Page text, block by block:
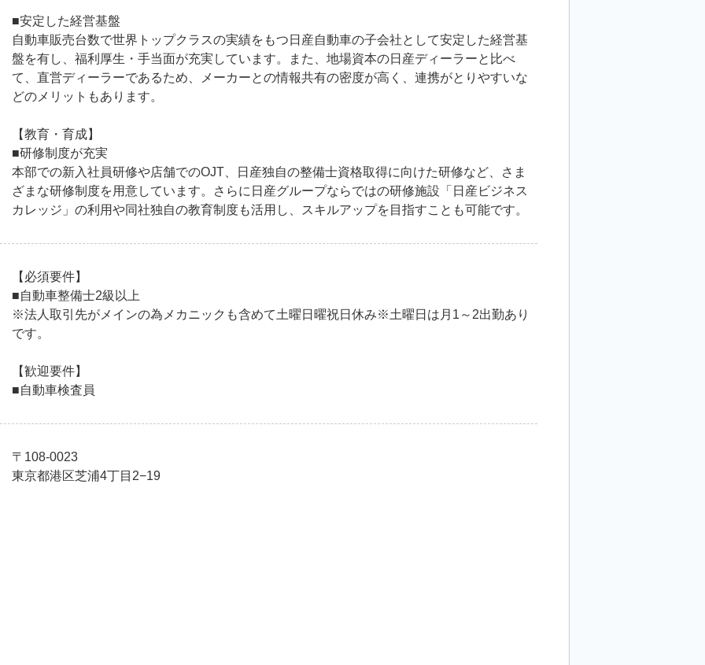
■安定した経営基盤
自動車販売台数で世界トップクラスの実績をもつ日産自動車の子会社として安定した経営基
盤を有し、福利厚生・手当面が充実しています。また、地場資本の日産ディーラーと比べ
て、直営ディーラーであるため、メーカーとの情報共有の密度が高く、連携がとりやすいな
どのメリットもあります。
【教育・育成】
■研修制度が充実
本部での新入社員研修や店舗でのOJT、日産独自の整備士資格取得に向けた研修など、さま
ざまな研修制度を用意しています。さらに日産グループならではの研修施設「日産ビジネス
カレッジ」の利用や同社独自の教育制度も活用し、スキルアップを目指すことも可能です。
【必須要件】
■自動車整備士2級以上
※法人取引先がメインの為メカニックも含めて土曜日曜祝日休み※土曜日は月1～2出勤あり
です。
【歓迎要件】
■自動車検査員
〒108-0023
東京都港区芝浦4丁目2−19